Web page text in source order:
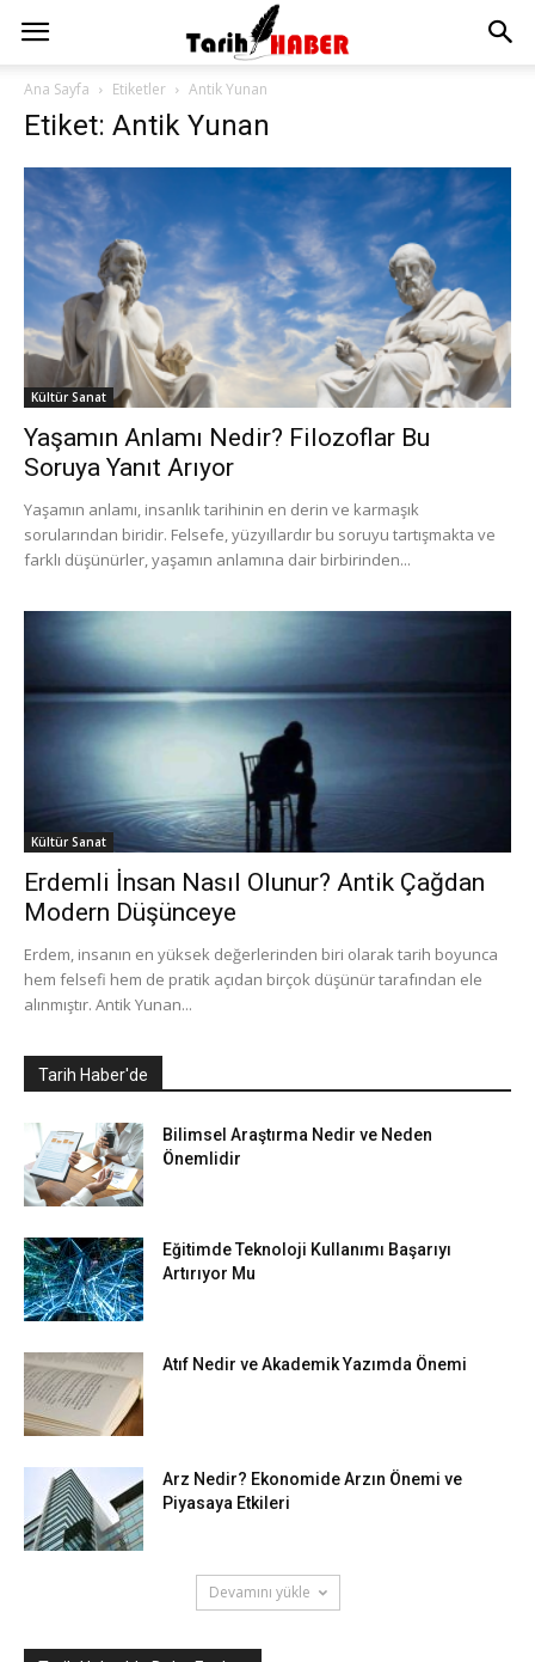
Ana Sayfa Etiketler Antik Yunan
Etiket: Antik Yunan
Kültür Sanat
Yaşamın Anlamı Nedir? Filozoflar Bu
Soruya Yanıt Arıyor
Yaşamın anlamı, insanlık tarihinin en derin ve karmaşık
sorularından biridir. Felsefe, yüzyıllardır bu soruyu tartışmakta ve
farklı düşünürler, yaşamın anlamına dair birbirinden...
Kültür Sanat
Erdemli İnsan Nasıl Olunur? Antik Çağdan
Modern Düşünceye
Erdem, insanın en yüksek değerlerinden biri olarak tarih boyunca
hem felsefi hem de pratik açıdan birçok düşünür tarafından ele
alınmıştır. Antik Yunan...
Tarih Haber'de
Bilimsel Araştırma Nedir ve Neden
Önemlidir
Eğitimde Teknoloji Kullanımı Başarıyı
Artırıyor Mu
Atıf Nedir ve Akademik Yazımda Önemi
Arz Nedir? Ekonomide Arzın Önemi ve
Piyasaya Etkileri
Devamını yükle